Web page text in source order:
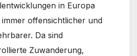
in Europa
offensichtlicher und
Da sind
Zuwanderung,